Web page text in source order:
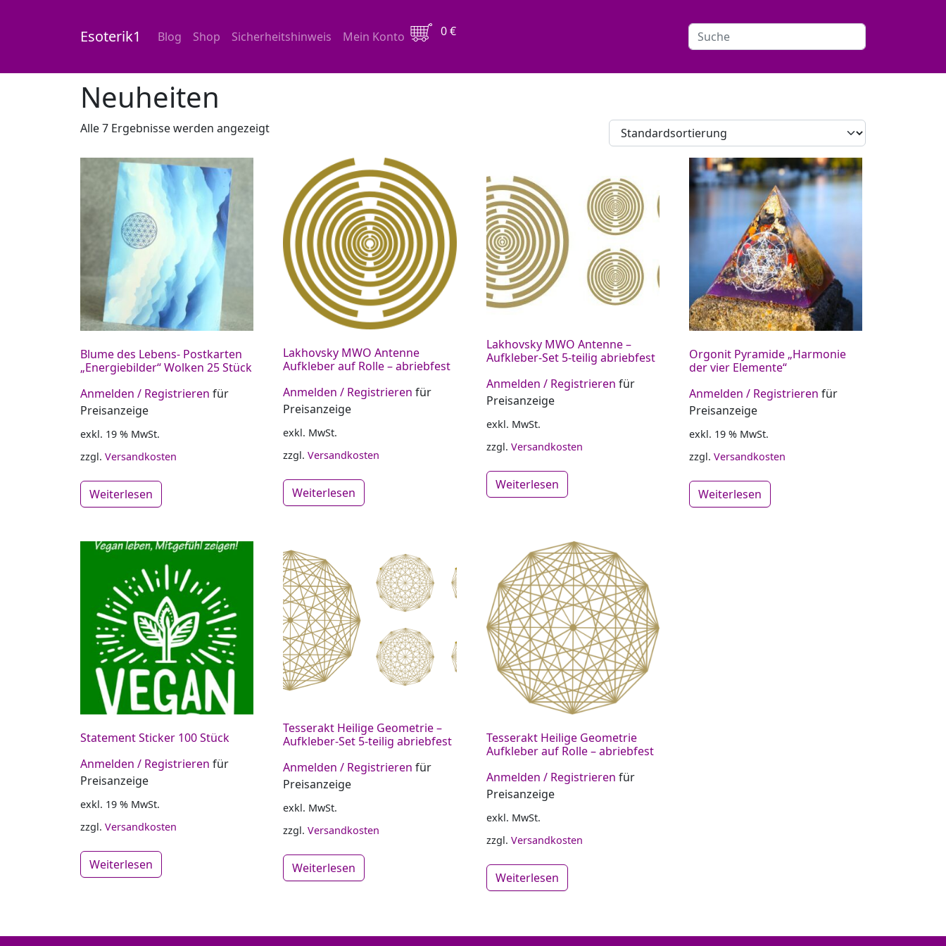
Esoterik1 Blog Shop Sicherheitshinweis Mein Konto €
0
Neuheiten
Alle 7 Ergebnisse werden angezeigt
Blume des Lebens- Postkarten
„Energiebilder“ Wolken 25 Stück
Anmelden / Registrieren für
Preisanzeige
exkl. 19 % MwSt.
zzgl. Versandkosten
Weiterlesen
Lakhovsky MWO Antenne
Aufkleber auf Rolle – abriebfest
Anmelden / Registrieren für
Preisanzeige
exkl. MwSt.
zzgl.Versandkosten
Weiterlesen
Lakhovsky MWO Antenne –
Aufkleber-Set 5-teilig abriebfest
Anmelden / Registrieren für
Preisanzeige
exkl. MwSt.
zzgl. Versandkosten
Weiterlesen
Orgonit Pyramide „Harmonie
der vier Elemente“
Anmelden / Registrieren für
Preisanzeige
exkl. 19 % MwSt.
zzgl.Versandkosten
Weiterlesen
Statement Sticker 100 Stück
Anmelden / Registrieren für
Preisanzeige
exkl. 19 % MwSt.
zzgl. Versandkosten
Weiterlesen
Tesserakt Heilige Geometrie –
Aufkleber-Set 5-teilig abriebfest
Anmelden / Registrieren für
Preisanzeige
exkl. MwSt.
zzgl.Versandkosten
Weiterlesen
Tesserakt Heilige Geometrie
Aufkleber auf Rolle – abriebfest
Anmelden / Registrieren für
Preisanzeige
exkl. MwSt.
zzgl. Versandkosten
Weiterlesen